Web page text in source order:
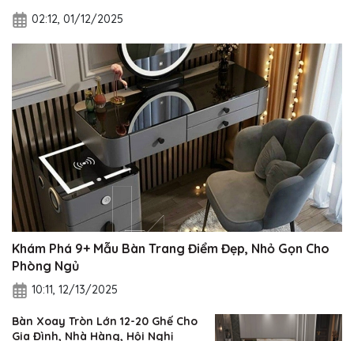
02:12, 01/12/2025
Khám Phá 9+ Mẫu Bàn Trang Điểm Đẹp, Nhỏ Gọn Cho
Phòng Ngủ
10:11, 12/13/2025
Bàn Xoay Tròn Lớn 12-20 Ghế Cho
Gia Đình, Nhà Hàng, Hội Nghị